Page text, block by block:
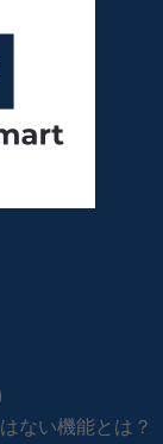
ない機能とは？